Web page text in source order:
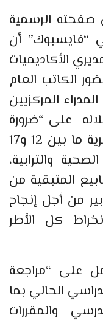
صفحته الرسمية
“فايسبوك” أن
الأكاديميات
الكاتب العام
المركزيين
على “ضرورة
تسريع وتيرة تلقيح الفئة العمرية ما بين 12 و17
والترابية،
المتبقية من
من أجل إنجاح
كل الأطر
على “مراجعة
الحالي بما
والمقررات